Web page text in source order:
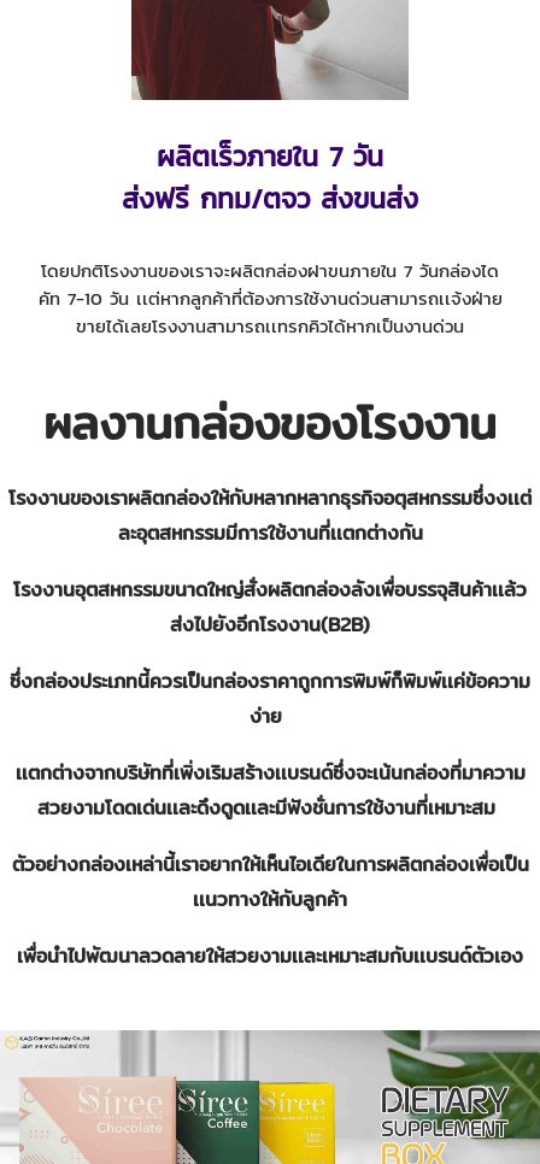
ผลิตเร็วภายใน 7 วัน
ส่งฟรี กทม/ตจว ส่งขนส่ง
โดยปกติโรงงานของเราจะผลิตกล่องฝาขนภายใน 7 วันกล่องได
คัท 7-10 วัน เเต่หากลูกค้าที่ต้องการใช้งานด่วนสามารถเเจ้งฝ่าย
ขายได้เลยโรงงานสามารถเเทรกคิวได้หากเป็นงานด่วน
ผลงานกล่องของโรงงาน
โรงงานของเราผลิตกล่องให้กับหลากหลากธุรกิจอตุสหกรรมซึ่งงเเต่
ละอุตสหกรรมมีการใช้งานที่เเตกต่างกัน
โรงงานอุตสหกรรมขนาดใหญ่สั่งผลิตกล่องลังเพื่อบรรจุสินค้าเเล้ว
ส่งไปยังอีกโรงงาน(B2B)
ซึ่งกล่องประเภทนี้ควรเป็นกล่องราคาถูกการพิมพ์ก็พิมพ์เเค่ข้อความ
ง่าย
เเตกต่างจากบริษัทที่เพิ่งเริมสร้างเเบรนด์ซึ่งจะเน้นกล่องที่มาความ
สวยงามโดดเด่นเเละดึงดูดเเละมีฟังชั่นการใช้งานที่เหมาะสม
ตัวอย่างกล่องเหล่านี้เราอยากให้เห็นไอเดียในการผลิตกล่องเพื่อเป็น
เเนวทางให้กับลูกค้า
เพื่อนำไปพัฒนาลวดลายให้สวยงามเเละเหมาะสมกับเเบรนด์ตัวเอง